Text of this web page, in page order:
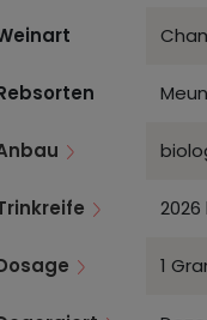
2026
1